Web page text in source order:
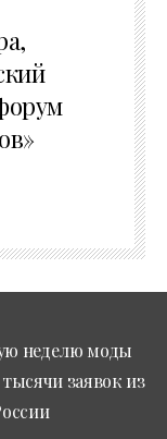
неделю моды
заявок из